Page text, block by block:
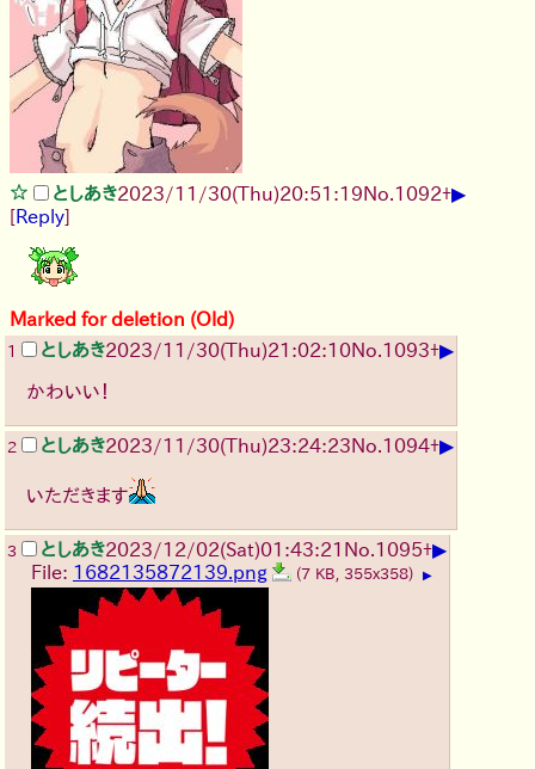
としあき2023/11/30(Thu)20:51:19No.1092+▶
[Reply]
Marked for deletion (Old)
1 としあき2023/11/30(Thu)21:02:10No.1093+▶
かわいい！
2 としあき2023/11/30(Thu)23:24:23No.1094+▶
いただきます
3 としあき2023/12/02(Sat)01:43:21 No.1095+▶
File: 1682135872139.png (7 KB, 355x358) ▶